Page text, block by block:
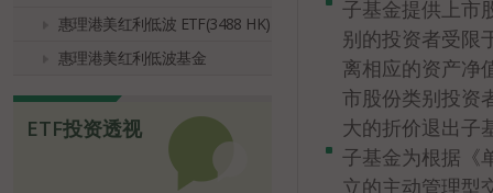
惠理港美红利低波 ETF(3488 HK)
惠理港美红利低波基金
ETF投资透视
子基金提供上市
别的投资者受限
离相应的资产净
市股份类别投资
大的折价退出子
子基金为根据《
立的主动管理型